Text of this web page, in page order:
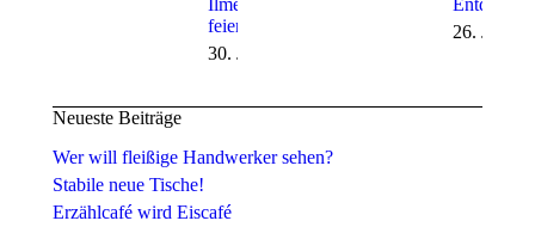
feiert…
30. Juni 2026
26. Juni
Neueste Beiträge
Wer will fleißige Handwerker sehen?
Stabile neue Tische!
Erzählcafé wird Eiscafé